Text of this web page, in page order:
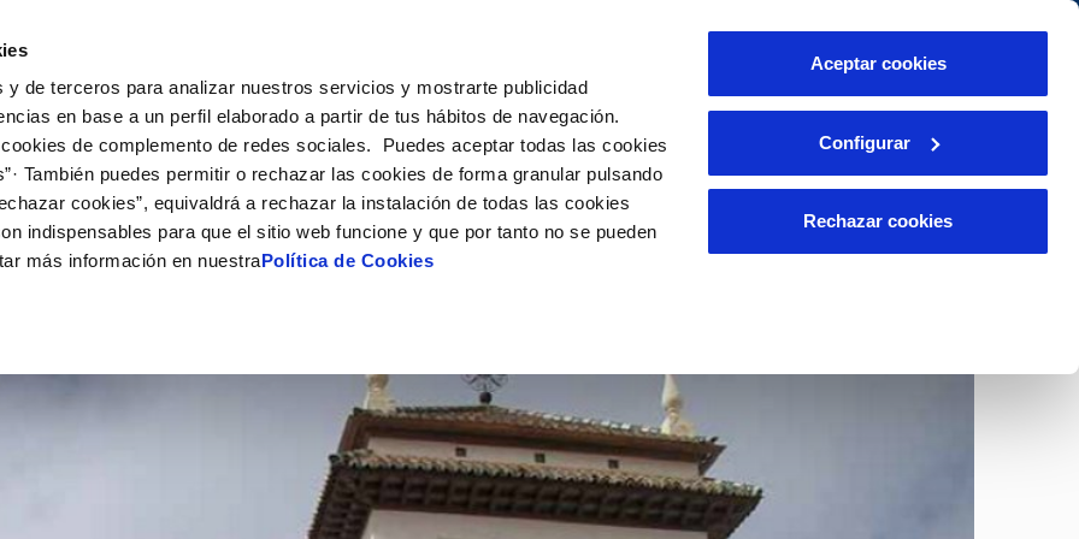
y de terceros para analizar nuestros servicios y mostrarte publicidad
en base a un perfil elaborado a partir de tus hábitos de navegación.
de complemento de redes sociales. Puedes aceptar todas las cookies
También puedes permitir o rechazar las cookies de forma granular pulsando
cookies”, equivaldrá a rechazar la instalación de todas las cookies
indispensables para que el sitio web funcione y que por tanto no se pueden
más información en nuestraPolítica de Cookies
Aceptar cookies
Configurar
Rechazar cookies
de titular
de suministro
MODIFICACIÓN DE DATOS
Actualizar datos bancarios
Actualizar datos de domicilio
INCIDENCIAS
Comunica anomalías o posibles
VER TODAS LAS GESTIONES
Tu Servicio
AL CLIENTE
contacto
y afectaciones
COMPROMISO DE SERVICIO
Carta de compromisos
Customer Counsel (Defensa del cliente)
Tu Agua
del agua
CUIDADOS DEL AGUA
Consejos de ahorro
Conócenos
DE GESTIÓN Y CERTIFICADOS
PERFIL DEL CONTRATANTE
Plataforma de contratación del sector
público
Proveedores Responsables
PORTAL DE TRANSPARENCIA
Nuestros compromisos